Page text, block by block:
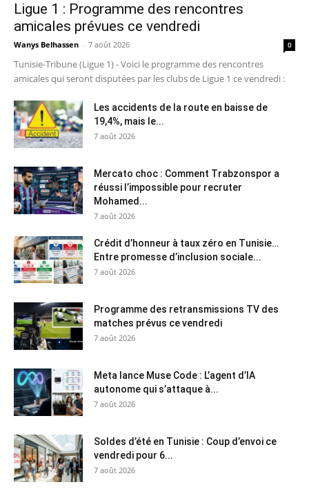
Ligue 1 : Programme des rencontres
amicales prévues ce vendredi
Wanys Belhassen - 7 août 2026 0
Tunisie-Tribune (Ligue 1) - Voici le programme des rencontres
amicales qui seront disputées par les clubs de Ligue 1 ce vendredi :
Les accidents de la route en baisse de
19,4%, mais le...
7 août 2026
Mercato choc : Comment Trabzonspor a
réussi l’impossible pour recruter
Mohamed...
7 août 2026
Crédit d’honneur à taux zéro en Tunisie…
Entre promesse d’inclusion sociale...
7 août 2026
Programme des retransmissions TV des
matches prévus ce vendredi
7 août 2026
Meta lance Muse Code : L’agent d’IA
autonome qui s’attaque à...
7 août 2026
Soldes d’été en Tunisie : Coup d’envoi ce
vendredi pour 6...
7 août 2026